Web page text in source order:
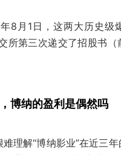
8月1日，这两大历史级
所第三次递交了招股书
博纳的盈利是偶然吗
理解“博纳影业”在近三